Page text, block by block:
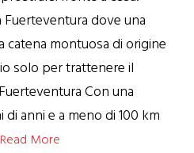
dove una
catena montuosa di origine
solo per trattenere il
Con una
anni e a meno di 100 km
Read More